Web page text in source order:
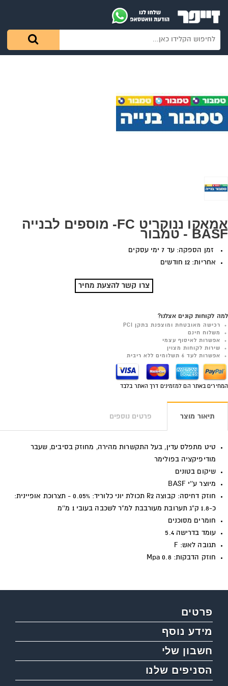
אמאקו ננוקריט FC- מוספים לבנייה
BASF - טמבור
זמן הספקה: עד 7 ימי עסקים
אחריות: 12 חודשים
צרו קשר להצעת מחיר
למה לקוחות קונים אצלנו?
רכישה מאובטחת ומוצפנת בתקן PCI
משלוח חינם
אפשרות לאיסוף עצמי
שירות לקוחות מצוין
אפשרות לעד 6 תשלומים ללא ריבית
המחירים באתר הם למזמינים דרך האתר בלבד
תיאור מוצר פרטים נוספים
טיט מתפלס עדין, בעל התקשרות מהירה, מחוזק בסיבים, שעבר
מודיפיקציה בפולימר
שיקום בטונים
מיוצר ע''י BASF
חוזק דחיסה: קבוצה R2
תכולת יוני כלוריד: 0.05% - תצרוכת אופיינית:
כ-1.8 ק”ג תערובת מעורבבת למ”ר לשכבה בעובי 1 מ''מ
חומרים מסוכנים
עומד בדרישה 5.4
תגובה לאש: F
חוזק הדבקות: Mpa 0.8
פרטים
מידע נוסף
חשבון שלי
הסניפים שלנו